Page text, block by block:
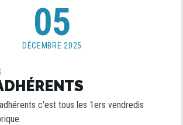
05
DÉCEMBRE 2025
c'est tous les 1ers vendredis